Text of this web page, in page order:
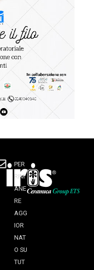
PER
RIM
ANE
RE
AGG
IOR
NAT
O SU
TUT